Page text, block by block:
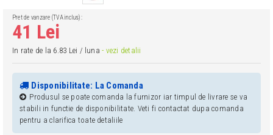
Pret de vanzare (TVA inclus):
41 Lei
In rate de la 6.83 Lei / luna- vezi detalii
Disponibilitate: La Comanda
Produsul se poate comanda la furnizor iar timpul de livrare se va
stabili in functie de disponibilitate. Veti fi contactat dupa comanda
pentru a clarifica toate detaliile